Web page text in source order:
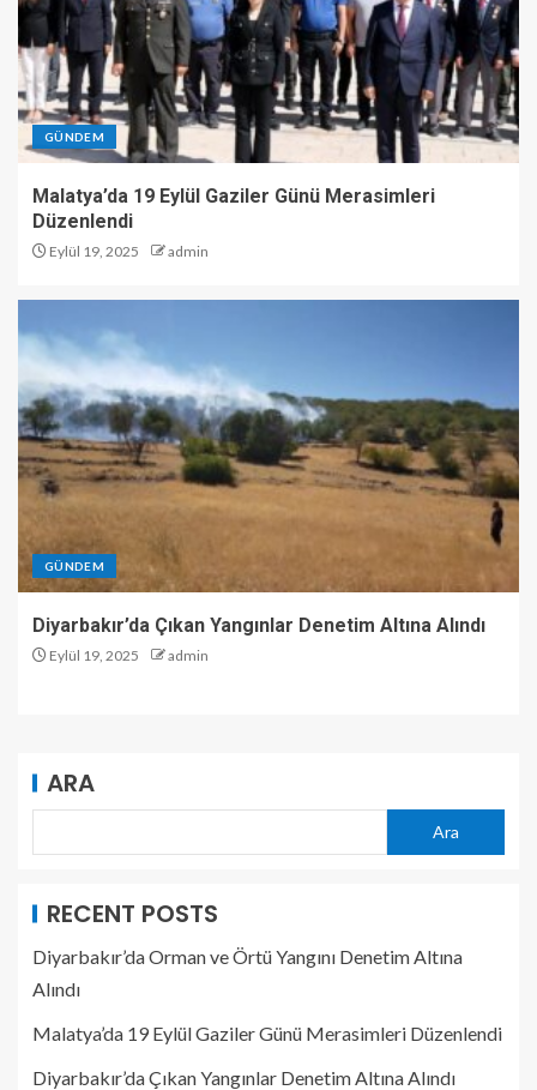
GÜNDEM
Malatya’da 19 Eylül Gaziler Günü Merasimleri
Düzenlendi
Eylül 19, 2025 admin
GÜNDEM
Diyarbakır’da Çıkan Yangınlar Denetim Altına Alındı
Eylül 19, 2025 admin
ARA
Ara
RECENT POSTS
Diyarbakır’da Orman ve Örtü Yangını Denetim Altına
Alındı
Malatya’da 19 Eylül Gaziler Günü Merasimleri Düzenlendi
Diyarbakır’da Çıkan Yangınlar Denetim Altına Alındı